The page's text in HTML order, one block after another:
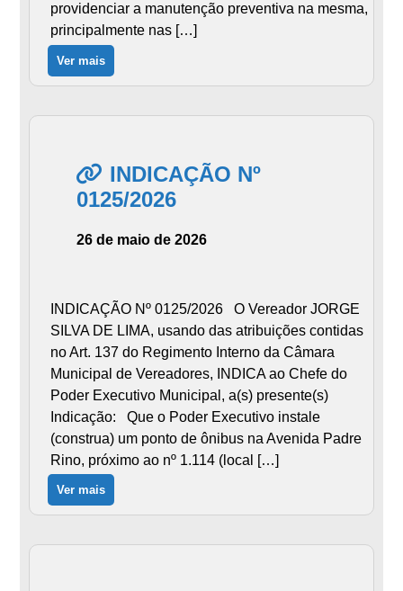
providenciar a manutenção preventiva na mesma,
principalmente nas […]
Ver mais
INDICAÇÃO Nº
0125/2026
26 de maio de 2026
INDICAÇÃO Nº 0125/2026 O Vereador JORGE
SILVA DE LIMA, usando das atribuições contidas
no Art. 137 do Regimento Interno da Câmara
Municipal de Vereadores, INDICA ao Chefe do
Poder Executivo Municipal, a(s) presente(s)
Indicação: Que o Poder Executivo instale
(construa) um ponto de ônibus na Avenida Padre
Rino, próximo ao nº 1.114 (local […]
Ver mais